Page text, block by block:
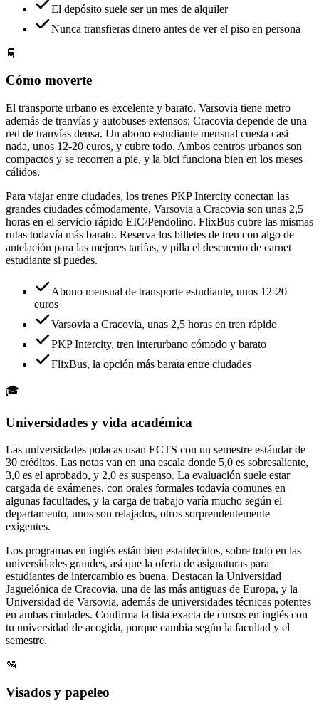
El depósito suele ser un mes de alquiler
Nunca transfieras dinero antes de ver el piso en persona
🚆
Cómo moverte
El transporte urbano es excelente y barato. Varsovia tiene metro
además de tranvías y autobuses extensos; Cracovia depende de una
red de tranvías densa. Un abono estudiante mensual cuesta casi
nada, unos 12-20 euros, y cubre todo. Ambos centros urbanos son
compactos y se recorren a pie, y la bici funciona bien en los meses
cálidos.
Para viajar entre ciudades, los trenes PKP Intercity conectan las
grandes ciudades cómodamente, Varsovia a Cracovia son unas 2,5
horas en el servicio rápido EIC/Pendolino. FlixBus cubre las mismas
rutas todavía más barato. Reserva los billetes de tren con algo de
antelación para las mejores tarifas, y pilla el descuento de carnet
estudiante si puedes.
Abono mensual de transporte estudiante, unos 12-20
euros
Varsovia a Cracovia, unas 2,5 horas en tren rápido
PKP Intercity, tren interurbano cómodo y barato
FlixBus, la opción más barata entre ciudades
🎓
Universidades y vida académica
Las universidades polacas usan ECTS con un semestre estándar de
30 créditos. Las notas van en una escala donde 5,0 es sobresaliente,
3,0 es el aprobado, y 2,0 es suspenso. La evaluación suele estar
cargada de exámenes, con orales formales todavía comunes en
algunas facultades, y la carga de trabajo varía mucho según el
departamento, unos son relajados, otros sorprendentemente
exigentes.
Los programas en inglés están bien establecidos, sobre todo en las
universidades grandes, así que la oferta de asignaturas para
estudiantes de intercambio es buena. Destacan la Universidad
Jaguelónica de Cracovia, una de las más antiguas de Europa, y la
Universidad de Varsovia, además de universidades técnicas potentes
en ambas ciudades. Confirma la lista exacta de cursos en inglés con
tu universidad de acogida, porque cambia según la facultad y el
semestre.
🛂
Visados y papeleo